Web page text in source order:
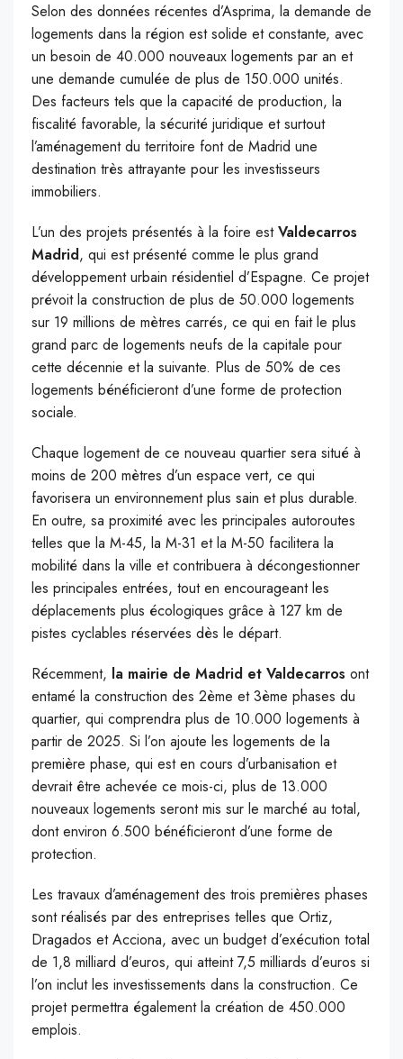
Selon des données récentes d’Asprima, la demande de
logements dans la région est solide et constante, avec
un besoin de 40.000 nouveaux logements par an et
une demande cumulée de plus de 150.000 unités.
Des facteurs tels que la capacité de production, la
fiscalité favorable, la sécurité juridique et surtout
l’aménagement du territoire font de Madrid une
destination très attrayante pour les investisseurs
immobiliers.
L’un des projets présentés à la foire estValdecarros
Madrid, qui est présenté comme le plus grand
développement urbain résidentiel d’Espagne. Ce projet
prévoit la construction de plus de 50.000 logements
sur 19 millions de mètres carrés, ce qui en fait le plus
grand parc de logements neufs de la capitale pour
cette décennie et la suivante. Plus de 50% de ces
logements bénéficieront d’une forme de protection
sociale.
Chaque logement de ce nouveau quartier sera situé à
moins de 200 mètres d’un espace vert, ce qui
favorisera un environnement plus sain et plus durable.
En outre, sa proximité avec les principales autoroutes
telles que la M-45, la M-31 et la M-50 facilitera la
mobilité dans la ville et contribuera à décongestionner
les principales entrées, tout en encourageant les
déplacements plus écologiques grâce à 127 km de
pistes cyclables réservées dès le départ.
Récemment, la mairie de Madrid et Valdecarros ont
entamé la construction des 2ème et 3ème phases du
quartier, qui comprendra plus de 10.000 logements à
partir de 2025. Si l’on ajoute les logements de la
première phase, qui est en cours d’urbanisation et
devrait être achevée ce mois-ci, plus de 13.000
nouveaux logements seront mis sur le marché au total,
dont environ 6.500 bénéficieront d’une forme de
protection.
Les travaux d’aménagement des trois premières phases
sont réalisés par des entreprises telles que Ortiz,
Dragados et Acciona, avec un budget d’exécution total
de 1,8 milliard d’euros, qui atteint 7,5 milliards d’euros si
l’on inclut les investissements dans la construction. Ce
projet permettra également la création de 450.000
emplois.